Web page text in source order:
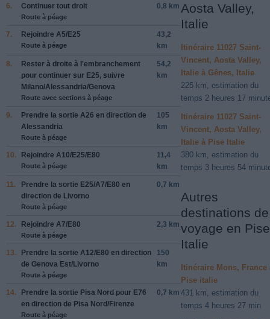
6. Continuer tout droit
Route à péage
0,8 km
7. Rejoindre A5/E25
Route à péage
43,2
km
8. Rester à droite à l'embranchement
pour continuer sur E25, suivre
Milano/Alessandria/Genova
Route avec sections à péage
54,2
km
9. Prendre la sortie A26 en direction de
Alessandria
Route à péage
105
km
10. Rejoindre A10/E25/E80
Route à péage
11,4
km
11. Prendre la sortie E25/A7/E80 en
direction de Livorno
Route à péage
0,7 km
12. Rejoindre A7/E80
Route à péage
2,3 km
13. Prendre la sortie A12/E80 en direction
de Genova Est/Livorno
Route à péage
150
km
14. Prendre la sortie Pisa Nord pour E76
en direction de Pisa Nord/Firenze
Route à péage
0,7 km
Aosta Valley,
Italie
Itinéraire 11027 Saint-
Vincent, Aosta Valley,
Italie à Gênes, Italie
225 km, estimation du
temps 2 heures 17
Itinéraire 11027 Saint-
Vincent, Aosta Valley,
Italie à Pise Italie
380 km, estimation du
temps 3 heures 54
Autres
destinations de
voyage en Pise
Italie
Itinéraire Mons, France
Pise italie
431 km, estimation du
temps 4 heures 27 min